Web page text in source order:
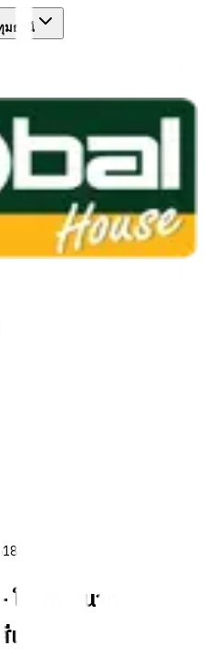
มธานี
ค้นหา
ดนัท ขนาด
น